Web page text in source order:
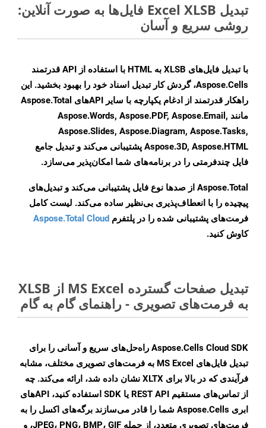
تبدیل Excel XLSB فایل‌ها به صورت آنلاین:
روشی سریع و آسان
با تبدیل فایل‌های XLSB به HTML با استفاده از API قدرتمند
Aspose.Cells، گردش کار تبدیل اسناد خود را بهبود بخشید. این
راهکار قدرتمند از ادغام یکپارچه با سایر APIهای Aspose.Total
مانند Aspose.Words, Aspose.PDF, Aspose.Email,
Aspose.Slides, Aspose.Diagram, Aspose.Tasks,
Aspose.3D, Aspose.HTML پشتیبانی می‌کند و تبدیل جامع
فایل چندفرمتی را در برنامه‌های شما امکان‌پذیر می‌سازد.
Aspose.Total از صدها نوع فایل پشتیبانی می‌کند و تبدیل‌های
پیچیده را با انعطاف‌پذیری بی‌نظیر ساده می‌کند. لیست کامل
فرمت‌های پشتیبانی شده را در پلتفرم Aspose.Total Cloud
کاوش کنید.
تبدیل صفحات گسترده MS Excel از XLSB
به فرمت‌های تصویری - راهنمای گام به گام
Aspose.Cells Cloud SDK راه‌حل‌های سریع و آسانی را برای
تبدیل فایل‌های MS Excel به فرمت‌های تصویری مختلف، مشابه
فرآیندی که در بالا برای XLTX نشان داده شد، ارائه می‌کند. چه
از تماس‌های مستقیم REST API یا SDK استفاده کنید، APIهای
ابری Aspose.Cells شما را قادر می‌سازند برگه‌های اکسل را به
فرمت‌های تصویری متعدد، از جمله JPEG، PNG، BMP، GIF، و